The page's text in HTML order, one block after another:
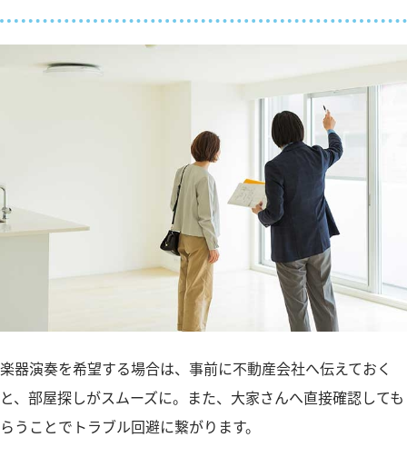
楽器演奏を希望する場合は、事前に不動産会社へ伝えておく
と、部屋探しがスムーズに。また、大家さんへ直接確認しても
らうことでトラブル回避に繋がります。